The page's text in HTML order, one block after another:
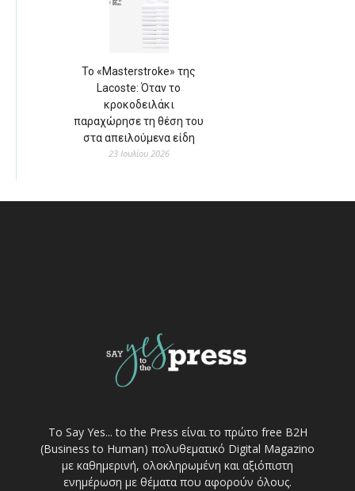
Το «Masterstroke» της
Lacoste: Όταν το
κροκοδειλάκι
παραχώρησε τη θέση του
στα απειλούμενα είδη
23 Ιουλίου 2026
Το Say Yes... to the Press είναι το πρώτο free Β2Η
(Business to Human) πολυθεματικό Digital Magazino
με καθημερινή, ολοκληρωμένη και αξιόπιστη
ενημέρωση με θέματα που αφορούν όλους.